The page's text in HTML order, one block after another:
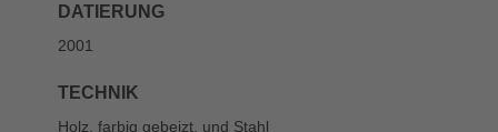
DATIERUNG
2001
TECHNIK
Holz, farbig gebeizt, und Stahl